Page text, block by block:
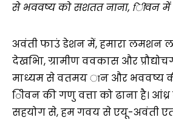
से भववष्य को सशतत नाना, िीवन में
अवंती फाउं डेशन में, हमारा लमशन
देखभाि, ग्रामीण ववकास और
माध्यम से वतमय ान और भववष्य
िीवन की गणु वत्ता को ढाना है। आंध्र
सहयोग से, हम गवय से एयू-अवंती